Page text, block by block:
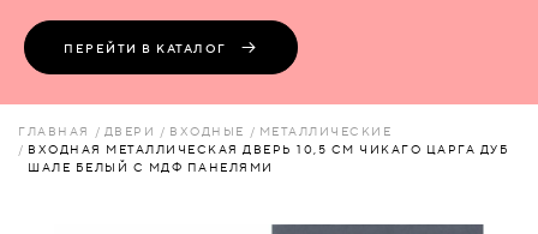
ПЕРЕГОРОДКИ
АКСЕССУАРЫ
ПЕРЕЙТИ В КАТАЛОГ
ГЛАВНАЯ ДВЕРИ ВХОДНЫЕ
МЕТАЛЛИЧЕСКИЕ
ВХОДНАЯ МЕТАЛЛИЧЕСКАЯ ДВЕРЬ 10,5 СМ ЧИКАГО ЦАРГА ДУБ
ШАЛЕ БЕЛЫЙ С МДФ ПАНЕЛЯМИ